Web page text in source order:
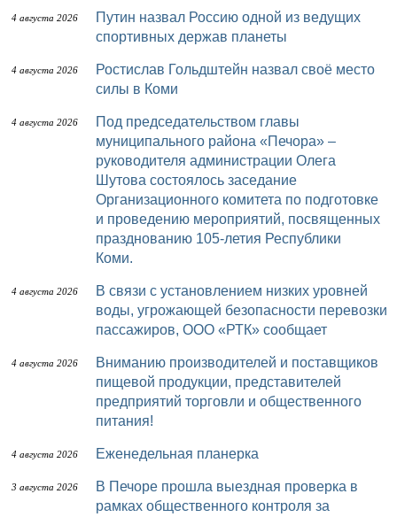
4 августа 2026
Путин назвал Россию одной из ведущих
спортивных держав планеты
4 августа 2026
Ростислав Гольдштейн назвал своё место
силы в Коми
4 августа 2026
Под председательством главы
муниципального района «Печора» –
руководителя администрации Олега
Шутова состоялось заседание
Организационного комитета по подготовке
и проведению мероприятий, посвященных
празднованию 105-летия Республики
Коми.
4 августа 2026
В связи с установлением низких уровней
воды, угрожающей безопасности перевозки
пассажиров, ООО «РТК» сообщает
4 августа 2026
Вниманию производителей и поставщиков
пищевой продукции, представителей
предприятий торговли и общественного
питания!
4 августа 2026 Еженедельная планерка
3 августа 2026
В Печоре прошла выездная проверка в
рамках общественного контроля за